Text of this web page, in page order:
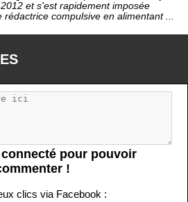
et s'est rapidement imposée
rédactrice compulsive en alimentant ...
pour pouvoir
!
clics via Facebook :